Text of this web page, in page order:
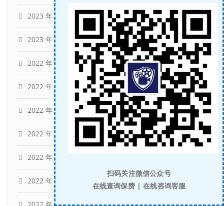
2023 年 2 月 (10)
2023 年 1 月 (5)
2022 年 12 月 (13)
2022 年 11 月 (13)
2022 年 10 月 (7)
2022 年 9 月
2022 年 8 月
2022 年 7 月
扫码关注微信公众号
在线查询保费 | 在线咨询客服